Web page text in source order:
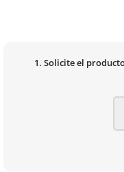
1. Solicite el